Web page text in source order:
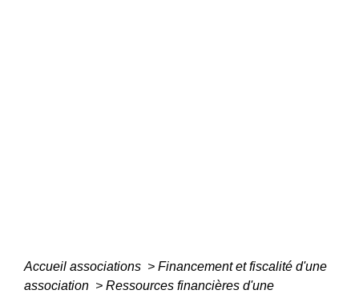
Accueil associations > Financement et fiscalité d'une
association > Ressources financières d'une